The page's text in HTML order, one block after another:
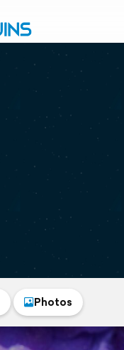
Photos